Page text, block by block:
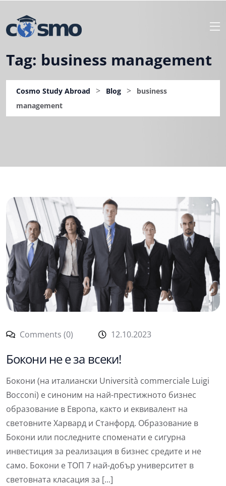
Tag: business management
Cosmo Study Abroad > Blog >
business
management
Comments (0) 12.10.2023
Бокони не е за всеки!
Бокони (на италиански Università commerciale Luigi
Bocconi) е синоним на най-престижното бизнес
образование в Европа, както и еквивалент на
световните Харвард и Станфорд. Образование в
Бокони или последните споменати е сигурна
инвестиция за реализация в бизнес средите и не
само. Бокони е ТОП 7 най-добър университет в
световната класация за [...]